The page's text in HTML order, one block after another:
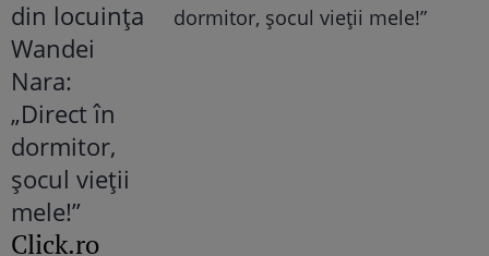
dormitor, șocul vieții mele!”
Click.ro